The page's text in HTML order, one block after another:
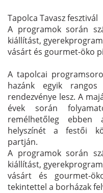
Tapolca Tavasz fesztivál
A programok során
kiállítást,
vásárt és gourmet-öko
A tapolcai
hazánk egyik
rendezvénye lesz. A
évek során
remélhetőleg ebben
helyszínét a festői
partján.
A programok során
kiállítást,
vásárt és gourmet-
tekintettel a borházak